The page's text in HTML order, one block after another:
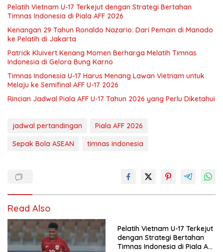
Pelatih Vietnam U-17 Terkejut dengan Strategi Bertahan
Timnas Indonesia di Piala AFF 2026
Kenangan 29 Tahun Ronaldo Nazario: Dari Pemain di Manado
ke Pelatih di Jakarta
Patrick Kluivert Kenang Momen Berharga Melatih Timnas
Indonesia di Gelora Bung Karno
Timnas Indonesia U-17 Harus Menang Lawan Vietnam untuk
Melaju ke Semifinal AFF U-17 2026
Rincian Jadwal Piala AFF U-17 Tahun 2026 yang Perlu Diketahui
jadwal pertandingan
Piala AFF 2026
Sepak Bola ASEAN
timnas indonesia
Read Also
Pelatih Vietnam U-17 Terkejut
dengan Strategi Bertahan
Timnas Indonesia di Piala AFF